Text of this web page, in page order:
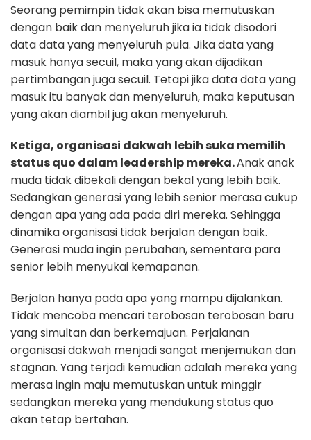
Seorang pemimpin tidak akan bisa memutuskan
dengan baik dan menyeluruh jika ia tidak disodori
data data yang menyeluruh pula. Jika data yang
masuk hanya secuil, maka yang akan dijadikan
pertimbangan juga secuil. Tetapi jika data data yang
masuk itu banyak dan menyeluruh, maka keputusan
yang akan diambil jug akan menyeluruh.
Ketiga, organisasi dakwah lebih suka memilih
status quo dalam leadership mereka.Anak anak
muda tidak dibekali dengan bekal yang lebih baik.
Sedangkan generasi yang lebih senior merasa cukup
dengan apa yang ada pada diri mereka. Sehingga
dinamika organisasi tidak berjalan dengan baik.
Generasi muda ingin perubahan, sementara para
senior lebih menyukai kemapanan.
Berjalan hanya pada apa yang mampu dijalankan.
Tidak mencoba mencari terobosan terobosan baru
yang simultan dan berkemajuan. Perjalanan
organisasi dakwah menjadi sangat menjemukan dan
stagnan. Yang terjadi kemudian adalah mereka yang
merasa ingin maju memutuskan untuk minggir
sedangkan mereka yang mendukung status quo
akan tetap bertahan.